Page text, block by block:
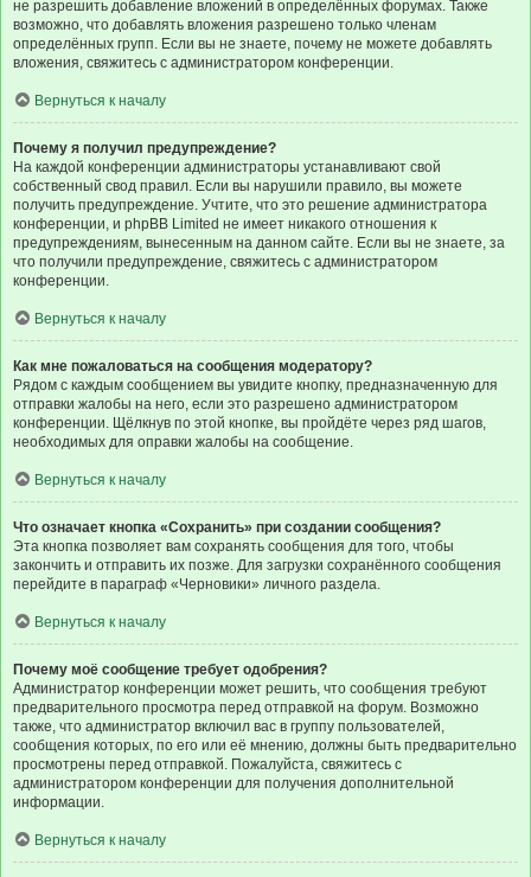
не разрешить добавление вложений в определённых форумах. Также
возможно, что добавлять вложения разрешено только членам
определённых групп. Если вы не знаете, почему не можете добавлять
вложения, свяжитесь с администратором конференции.
Вернуться к началу
Почему я получил предупреждение?
На каждой конференции администраторы устанавливают свой
собственный свод правил. Если вы нарушили правило, вы можете
получить предупреждение. Учтите, что это решение администратора
конференции, и phpBB Limited не имеет никакого отношения к
предупреждениям, вынесенным на данном сайте. Если вы не знаете, за
что получили предупреждение, свяжитесь с администратором
конференции.
Вернуться к началу
Как мне пожаловаться на сообщения модератору?
Рядом с каждым сообщением вы увидите кнопку, предназначенную для
отправки жалобы на него, если это разрешено администратором
конференции. Щёлкнув по этой кнопке, вы пройдёте через ряд шагов,
необходимых для оправки жалобы на сообщение.
Вернуться к началу
Что означает кнопка «Сохранить» при создании сообщения?
Эта кнопка позволяет вам сохранять сообщения для того, чтобы
закончить и отправить их позже. Для загрузки сохранённого сообщения
перейдите в параграф «Черновики» личного раздела.
Вернуться к началу
Почему моё сообщение требует одобрения?
Администратор конференции может решить, что сообщения требуют
предварительного просмотра перед отправкой на форум. Возможно
также, что администратор включил вас в группу пользователей,
сообщения которых, по его или её мнению, должны быть предварительно
просмотрены перед отправкой. Пожалуйста, свяжитесь с
администратором конференции для получения дополнительной
информации.
Вернуться к началу